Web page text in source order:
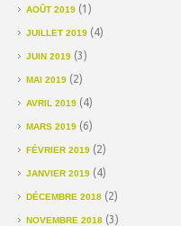
AOÛT 2019 (1)
JUILLET 2019 (4)
JUIN 2019 (3)
MAI 2019 (2)
AVRIL 2019 (4)
MARS 2019 (6)
FÉVRIER 2019 (2)
JANVIER 2019 (4)
DÉCEMBRE 2018 (2)
NOVEMBRE 2018 (3)